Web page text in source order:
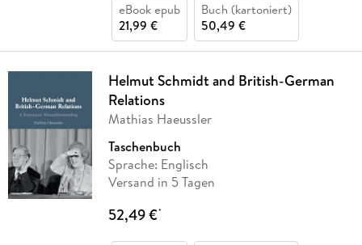
eBook epub
21,99 €
Buch (kartoniert)
50,49 €
Helmut Schmidt and British-German
Relations
Mathias Haeussler
Taschenbuch
Sprache: Englisch
Versand in 5 Tagen
52,49 €*